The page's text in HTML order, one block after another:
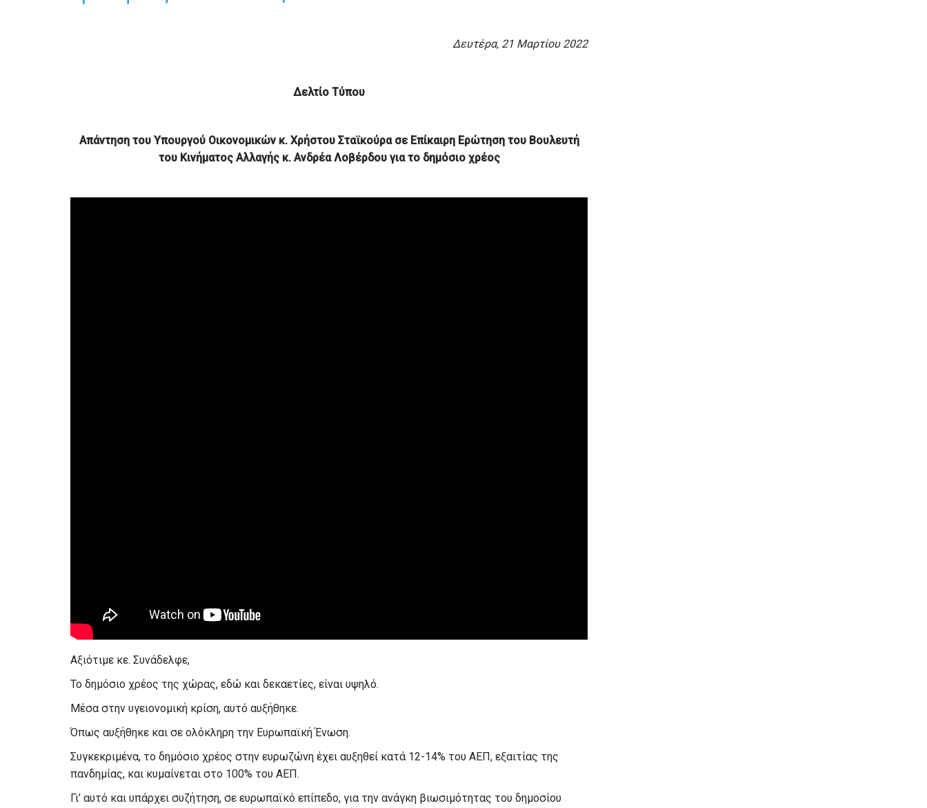
Δευτέρα, 21 Μαρτίου 2022
Δελτίο Τύπου
Απάντηση του Υπουργού Οικονομικών κ. Χρήστου Σταϊκούρα σε Επίκαιρη Ερώτηση του Βουλευτή
του Κινήματος Αλλαγής κ. Ανδρέα Λοβέρδου για το δημόσιο χρέος
Αξιότιμε κε. Συνάδελφε,
Το δημόσιο χρέος της χώρας, εδώ και δεκαετίες, είναι υψηλό.
Μέσα στην υγειονομική κρίση, αυτό αυξήθηκε.
Όπως αυξήθηκε και σε ολόκληρη την Ευρωπαϊκή Ένωση.
Συγκεκριμένα, το δημόσιο χρέος στην ευρωζώνη έχει αυξηθεί κατά 12-14% του ΑΕΠ, εξαιτίας της
πανδημίας, και κυμαίνεται στο 100% του ΑΕΠ.
Γι’ αυτό και υπάρχει συζήτηση, σε ευρωπαϊκό επίπεδο, για την ανάγκη βιωσιμότητας του δημοσίου